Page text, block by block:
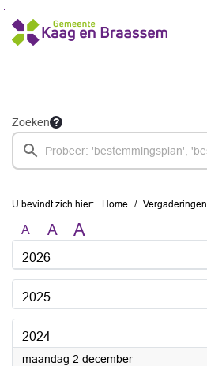
Ga naar de inhoud van deze pagina
Ga naar het zoeken
Ga naar het menu
Zoeken
U bevindt zich hier: Home Vergaderingen
A A A
2026
2025
2024
maandag 2 december2024